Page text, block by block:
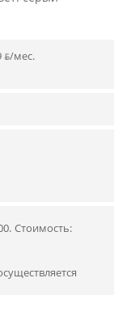
ƃ/мec.
Стоимость: